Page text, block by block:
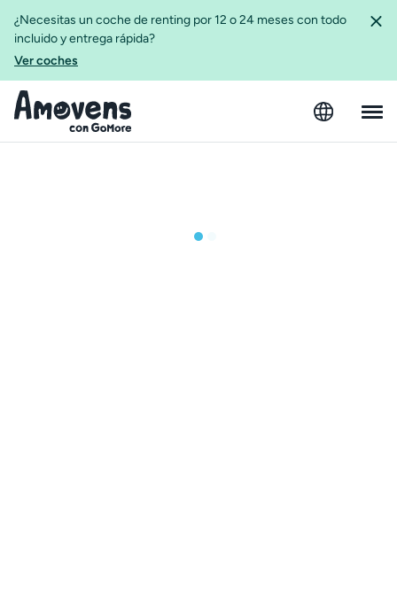
¿Necesitas un coche de renting por 12 o 24 meses con todo
incluido y entrega rápida?
Ver coches